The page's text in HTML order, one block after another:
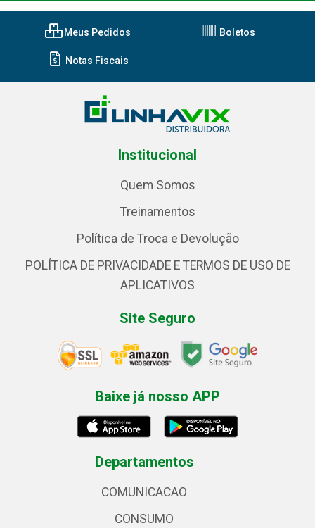
Meus Pedidos Boletos
Notas Fiscais
Institucional
Quem Somos
Treinamentos
Política de Troca e Devolução
POLÍTICA DE PRIVACIDADE E TERMOS DE USO DE
APLICATIVOS
Site Seguro
Baixe já nosso APP
Departamentos
COMUNICACAO
CONSUMO